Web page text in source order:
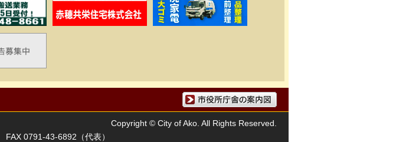
市役所庁舎の案内図
0791-43-6892（代表）
Copyright © City of Ako. All Rights Reserved.